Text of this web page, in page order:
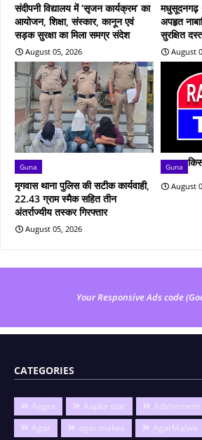
संदीपनी विद्यालय में ‘सृजन कार्यक्रम’ का
आयोजन, शिक्षा, संस्कार, कानून एवं
सड़क सुरक्षा का मिला समग्र संदेश
August 05, 2026
मधुसूदनगढ़
अपहृत
सुरक्षित
August
Guna
मृगवास थाना पुलिस की सटीक कार्यवाही,
22.43 ग्राम स्मैक सहित तीन
अंतर्राज्यीय तस्कर गिरफ्तार
August 05, 2026
Guna
August
Your Responsive Ads code
CATEGORIES
Aagra Aapka star
Advisement
Agar
agar malwa AgarMalwa